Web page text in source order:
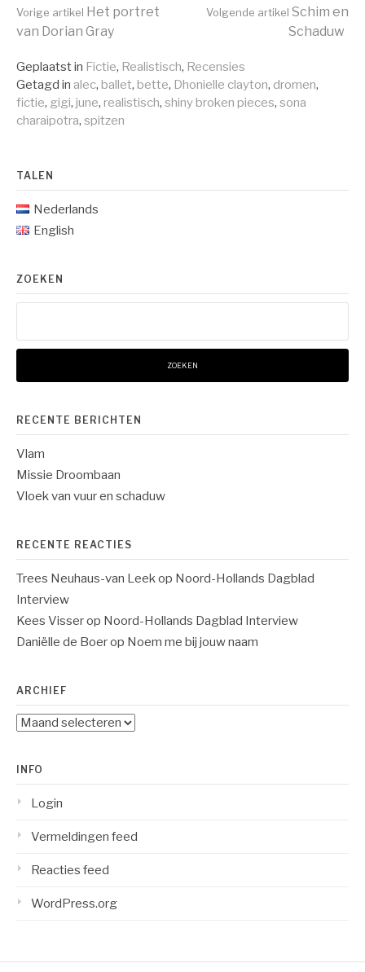
Verder
lezen
Vorige artikel Het portret
van Dorian Gray
Volgende artikel Schim en
Schaduw
Geplaatst in Fictie, Realistisch, Recensies
Getagd in alec, ballet, bette, Dhonielle clayton, dromen,
fictie, gigi, june, realistisch, shiny broken pieces, sona
charaipotra, spitzen
TALEN
Nederlands
English
ZOEKEN
RECENTE BERICHTEN
Vlam
Missie Droombaan
Vloek van vuur en schaduw
RECENTE REACTIES
Trees Neuhaus-van Leekop Noord-Hollands Dagblad
Interview
Kees Visserop Noord-Hollands Dagblad Interview
Daniëlle de Boerop Noem me bij jouw naam
ARCHIEF
Archief
INFO
Login
Vermeldingen feed
Reacties feed
WordPress.org